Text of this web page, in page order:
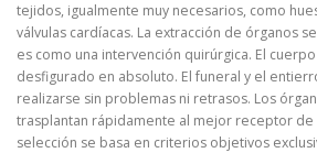
tejidos, igualmente muy necesarios, como
válvulas cardíacas. La extracción de órganos
es como una intervención quirúrgica. El
desfigurado en absoluto. El funeral y el
realizarse sin problemas ni retrasos. Los
trasplantan rápidamente al mejor receptor de
selección se basa en criterios objetivos